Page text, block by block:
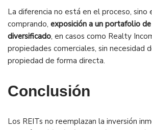
La diferencia no está en el proceso, sino
comprando, exposición a un portafolio de
diversificado, en casos como Realty
propiedades comerciales, sin necesidad
propiedad de forma directa.
Conclusión
Los REITs no reemplazan la inversión